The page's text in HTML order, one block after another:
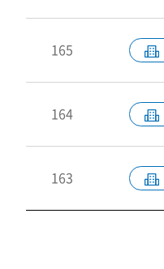
165
164
163